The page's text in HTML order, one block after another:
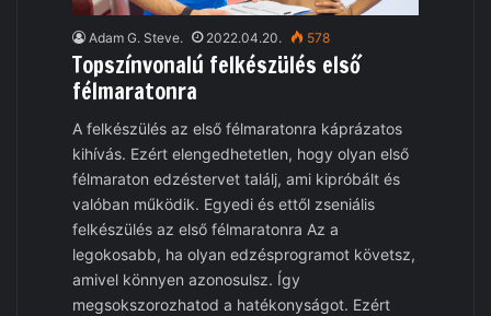
Adam G. Steve. 2022.04.20. 578
Topszínvonalú felkészülés első
félmaratonra
A felkészülés az első félmaratonra káprázatos
kihívás. Ezért elengedhetetlen, hogy olyan első
félmaraton edzéstervet találj, ami kipróbált és
valóban működik. Egyedi és ettől zseniális
felkészülés az első félmaratonra Az a
legokosabb, ha olyan edzésprogramot követsz,
amivel könnyen azonosulsz. Így
megsokszorozhatod a hatékonyságot. Ezért